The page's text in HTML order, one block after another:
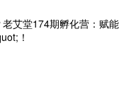
艾堂174期孵化营：赋能
！